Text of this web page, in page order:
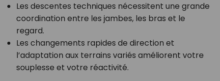
Les descentes techniques nécessitent une grande
coordination entre les jambes, les bras et le
regard.
Les changements rapides de direction et
l’adaptation aux terrains variés améliorent votre
souplesse et votre réactivité.